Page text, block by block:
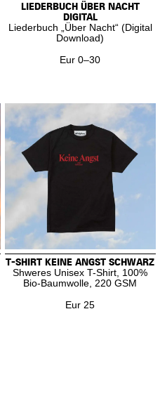
LIEDERBUCH ÜBER NACHT
DIGITAL
Liederbuch „Über Nacht“ (Digital
Download)
Eur 0–30
T-SHIRT KEINE ANGST SCHWARZ
Shweres Unisex T-Shirt, 100%
Bio-Baumwolle, 220 GSM
Eur 25